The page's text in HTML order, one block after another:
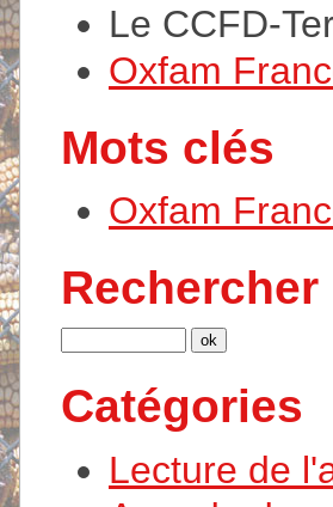
Le CCFD-
Oxfam
Mots clés
Oxfam
Rechercher
Catégories
Lecture de